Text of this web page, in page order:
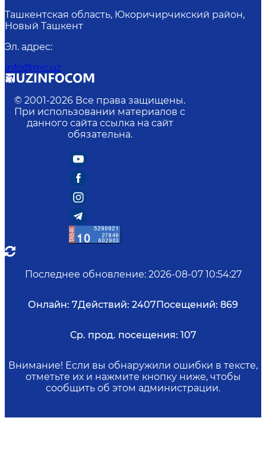
Ташкентская область, Юкоричирчикский район,
Новый Ташкент
Эл. адрес:
info@mc.uz
© 2001-2026 Все права защищены.
При использовании материалов с
данного сайта ссылка на сайт
обязательна.
Последнее обновление: 2026-08-07 10:54:27
Онлайн: 7Действий: 2407Посещений: 869
Ср. прод. посещения: 107
Внимание! Если вы обнаружили ошибки в тексте,
отметьте их и нажмите кнопку ниже, чтобы
сообщить об этом администрации.